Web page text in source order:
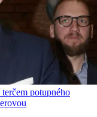
potupného